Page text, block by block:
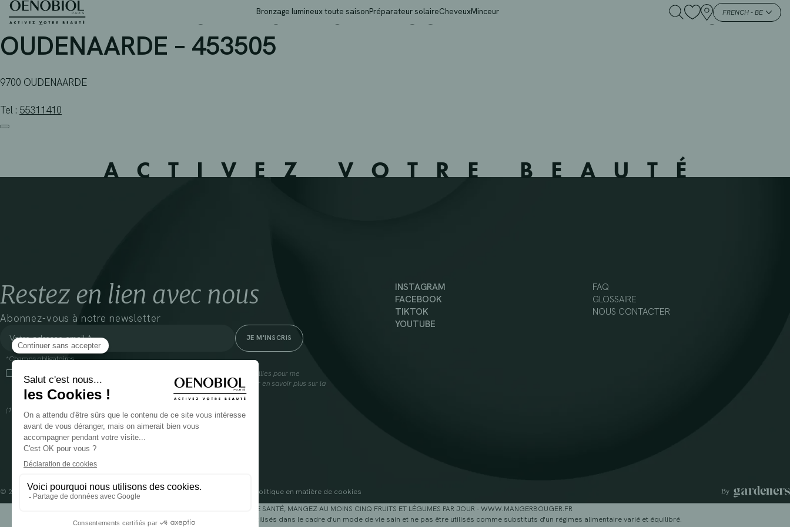
Skip
Bronzage lumineux toute saisonPréparateur solaireCheveuxMinceur FRENCH - BE
APOTHEEK VAN OMMESLAEGHE – OUDENAARDE – 453505 – O –
OUDENAARDE – 453505
9700 OUDENAARDE
Tel : 55311410
ACTIVEZ VOTRE BEAUTÉ
Restez en lien avec nous
Abonnez-vous à notre newsletter
*Champs obligatoires
En cliquant sur cette case, j’accepte que Cooper(1) traite les données recueillies pour me
communiquer des informations commerciales sur ses produits et offres. Pour en savoir plus sur la
gestion de vos données et vos droits, rendez-vousici
(1) Coopération pharmaceutique Française, RCS Melun 399 227 636
INSTAGRAM
FACEBOOK
TIKTOK
YOUTUBE
FAQ
GLOSSAIRE
NOUS CONTACTER
© 2024 OENOBIOL PARISMentions légalesConditions Générales d’Utilisation
Politique en matière de cookies
POUR VOTRE SANTÉ, MANGEZ AU MOINS CINQ FRUITS ET LÉGUMES PAR JOUR - WWW.MANGERBOUGER.FR
Les complément alimentaires doivent être utilisés dans le cadre d'un mode de vie sain et ne pas être utilisés comme substituts d'un régimes alimentaire varié et équilibré.